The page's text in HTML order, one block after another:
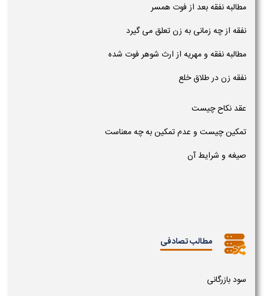
مطالبه نفقه بعد از فوت همسر
نفقه از چه زمانی به زن تعلق می گیرد
مطالبه نفقه و مهریه از ارث شوهر فوت شده
نفقه زن در طلاق خلع
عقد نکاح چیست
تمکین چیست و عدم تمکین به چه معناست
صیغه و شرایط آن
مطالب تصادفی
سود بازرگانی